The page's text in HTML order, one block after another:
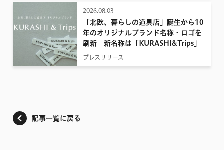
2026.08.03
「北欧、暮らしの道具店」誕生から10
年のオリジナルブランド名称・ロゴを
刷新 新名称は「KURASHI&Trips」
プレスリリース
記事一覧に戻る